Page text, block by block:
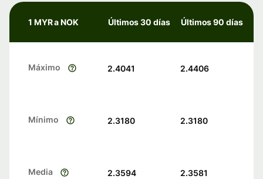
1 MYR a NOK Últimos 30 días Últimos 90 días
Máximo 2.4041 2.4406
Mínimo 2.3180 2.3180
Media 2.3594 2.3581